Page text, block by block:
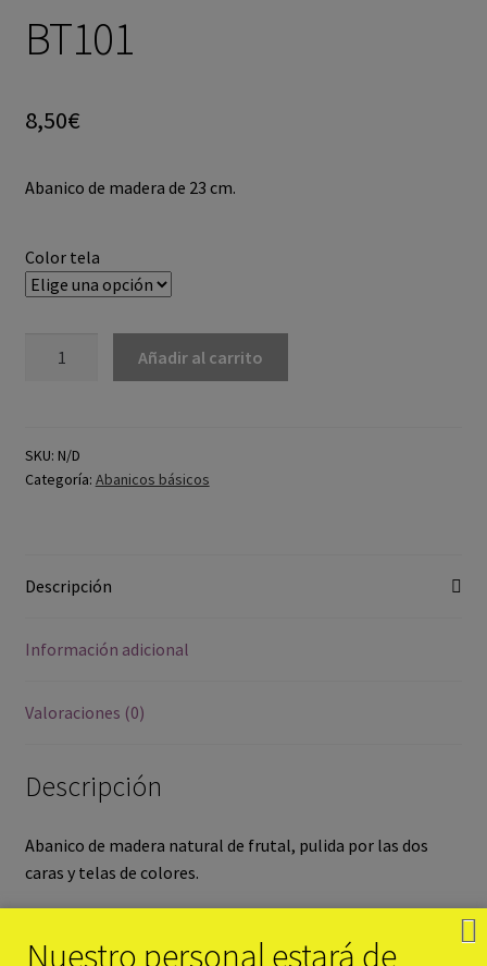
BT101
8,50€
Abanico de madera de 23 cm.
Color tela
Añadir al carrito
SKU: N/D
Categoría: Abanicos básicos
Descripción
Información adicional
Valoraciones (0)
Descripción
Abanico de madera natural de frutal, pulida por las dos
caras y telas de colores.
Nuestro personal estará de